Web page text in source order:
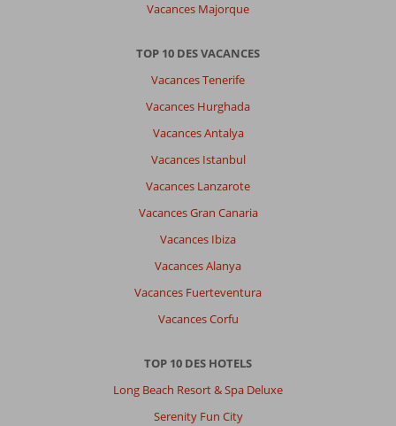
Vacances Majorque
TOP 10 DES VACANCES
Vacances Tenerife
Vacances Hurghada
Vacances Antalya
Vacances Istanbul
Vacances Lanzarote
Vacances Gran Canaria
Vacances Ibiza
Vacances Alanya
Vacances Fuerteventura
Vacances Corfu
TOP 10 DES HOTELS
Long Beach Resort & Spa Deluxe
Serenity Fun City